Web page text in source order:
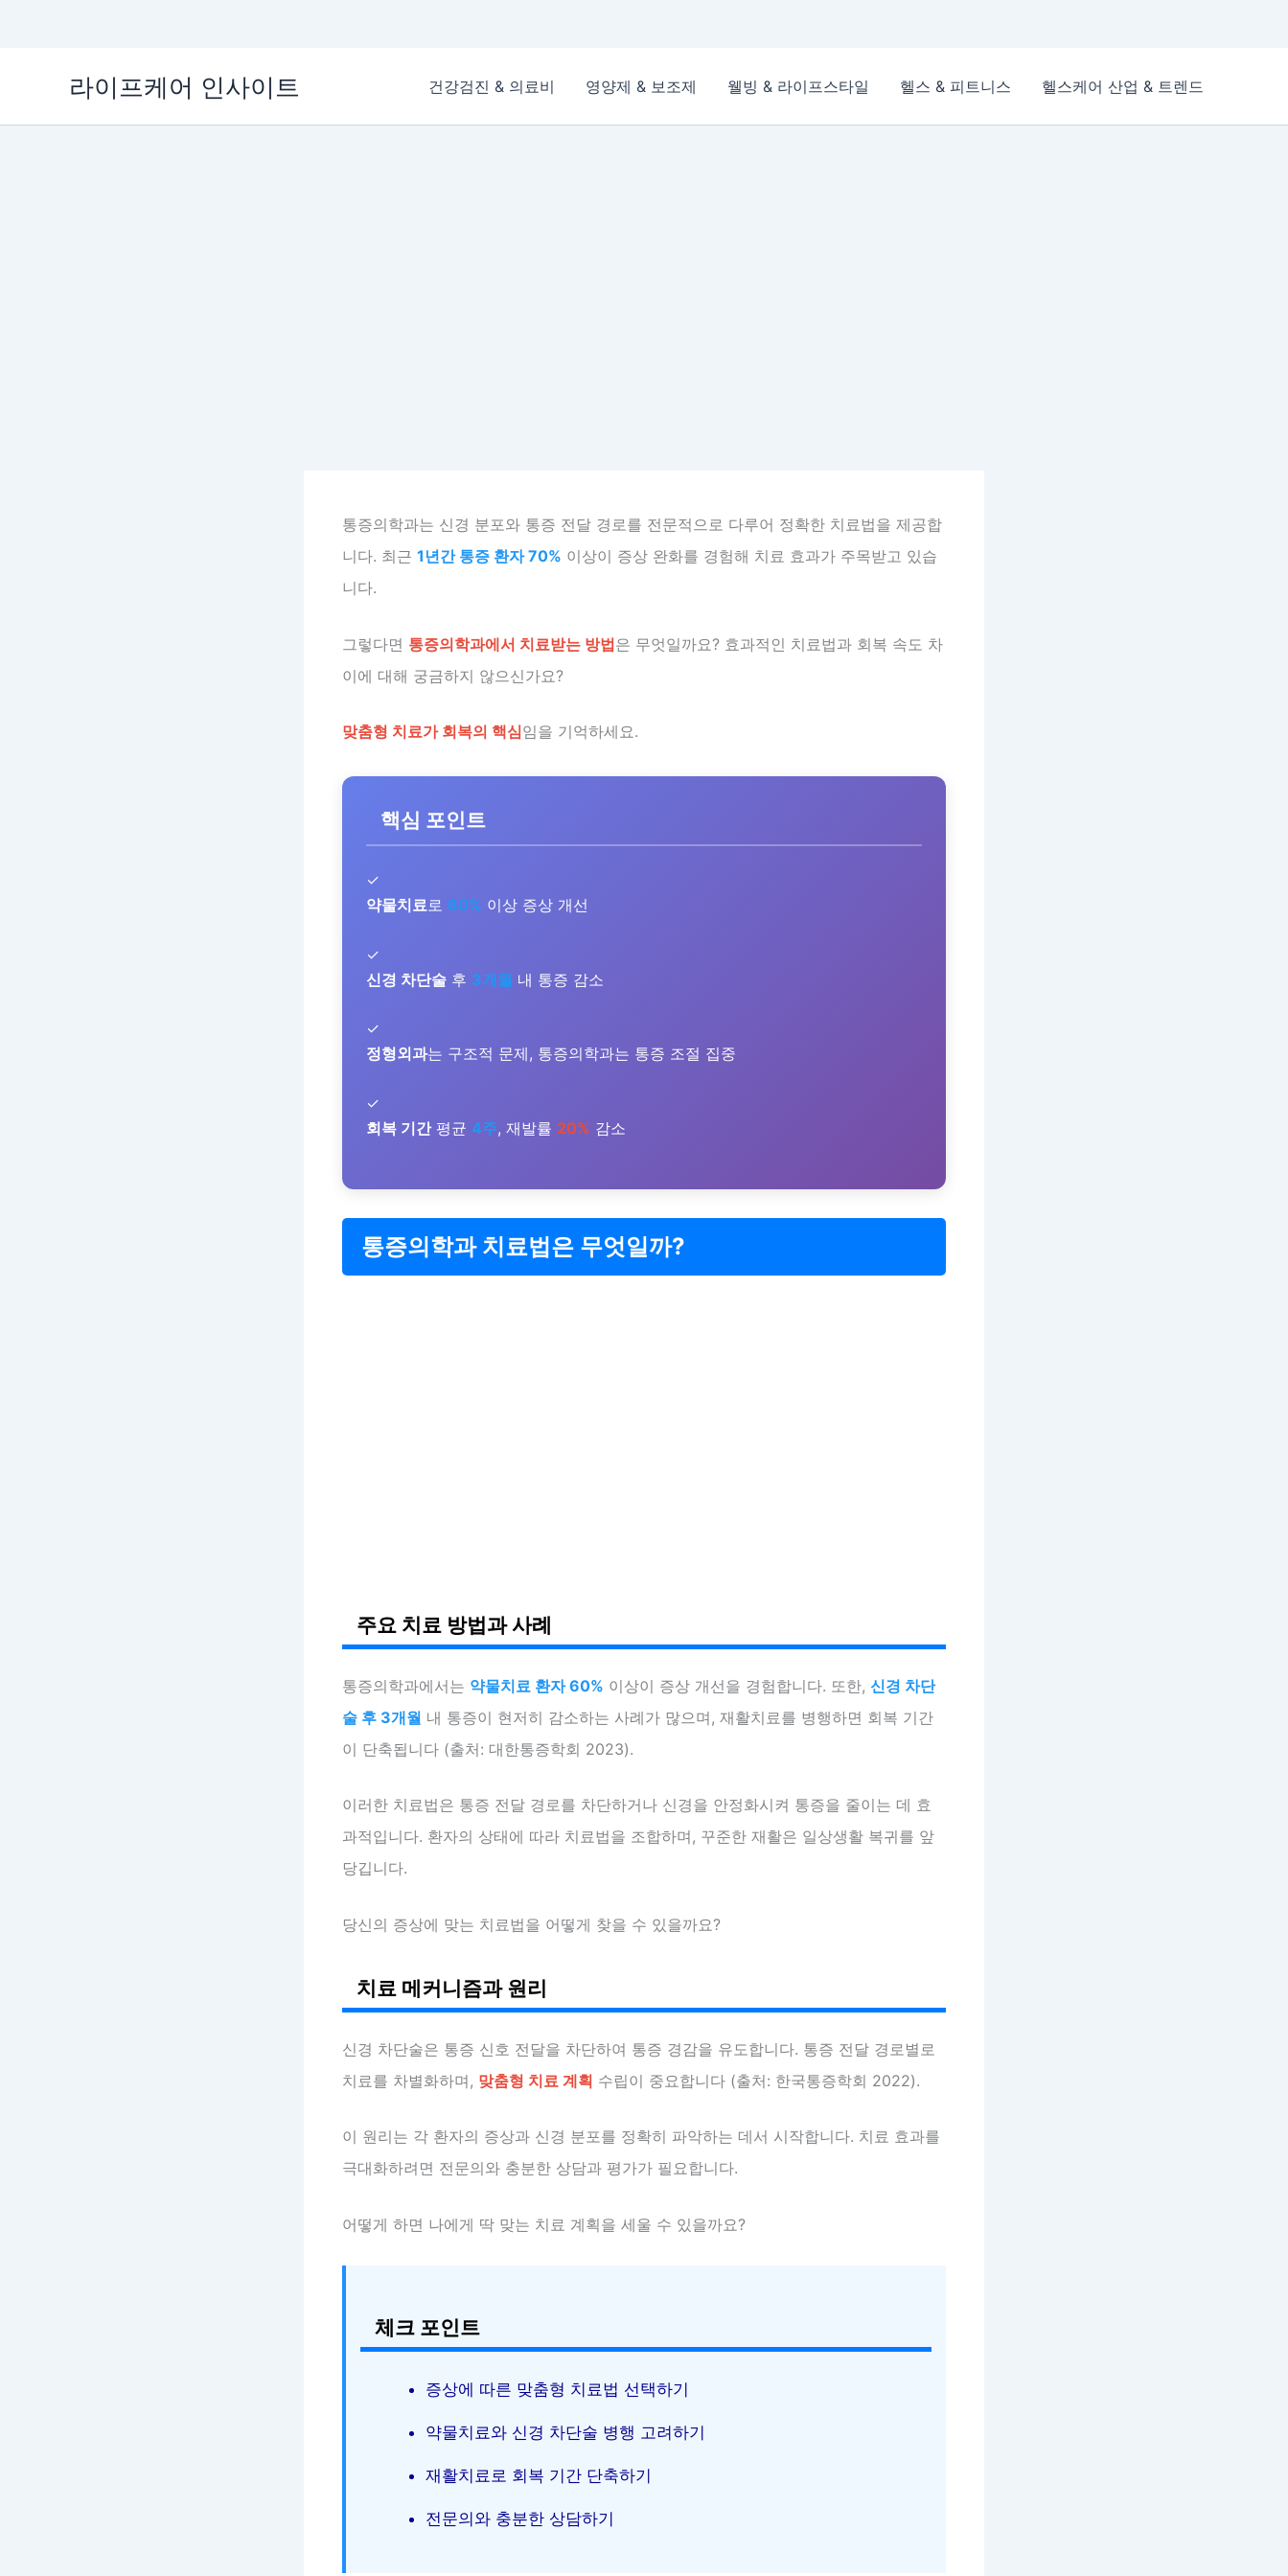
라이프케어 인사이트 건강검진 & 의료비 영양제 & 보조제 웰빙 & 라이프스타일 헬스 & 피트니스 헬스케어 산업 & 트렌드
통증의학과는 신경 분포와 통증 전달 경로를 전문적으로 다루어 정확한 치료법을 제공합
니다. 최근 1년간 통증 환자 70% 이상이 증상 완화를 경험해 치료 효과가 주목받고 있습
니다.
그렇다면 통증의학과에서 치료받는 방법은 무엇일까요? 효과적인 치료법과 회복 속도 차
이에 대해 궁금하지 않으신가요?
맞춤형 치료가 회복의 핵심임을 기억하세요.
핵심 포인트
✓
약물치료로 60% 이상 증상 개선
✓
신경 차단술 후 3개월 내 통증 감소
✓
정형외과는 구조적 문제, 통증의학과는 통증 조절 집중
✓
회복 기간평균 4주, 재발률 20% 감소
통증의학과 치료법은 무엇일까?
주요 치료 방법과 사례
통증의학과에서는 약물치료 환자 60% 이상이 증상 개선을 경험합니다. 또한, 신경 차단
술 후 3개월 내 통증이 현저히 감소하는 사례가 많으며, 재활치료를 병행하면 회복 기간
이 단축됩니다 (출처: 대한통증학회 2023).
이러한 치료법은 통증 전달 경로를 차단하거나 신경을 안정화시켜 통증을 줄이는 데 효
과적입니다. 환자의 상태에 따라 치료법을 조합하며, 꾸준한 재활은 일상생활 복귀를 앞
당깁니다.
당신의 증상에 맞는 치료법을 어떻게 찾을 수 있을까요?
치료 메커니즘과 원리
신경 차단술은 통증 신호 전달을 차단하여 통증 경감을 유도합니다. 통증 전달 경로별로
치료를 차별화하며, 맞춤형 치료 계획 수립이 중요합니다 (출처: 한국통증학회 2022).
이 원리는 각 환자의 증상과 신경 분포를 정확히 파악하는 데서 시작합니다. 치료 효과를
극대화하려면 전문의와 충분한 상담과 평가가 필요합니다.
어떻게 하면 나에게 딱 맞는 치료 계획을 세울 수 있을까요?
체크 포인트
증상에 따른 맞춤형 치료법 선택하기
약물치료와 신경 차단술 병행 고려하기
재활치료로 회복 기간 단축하기
전문의와 충분한 상담하기